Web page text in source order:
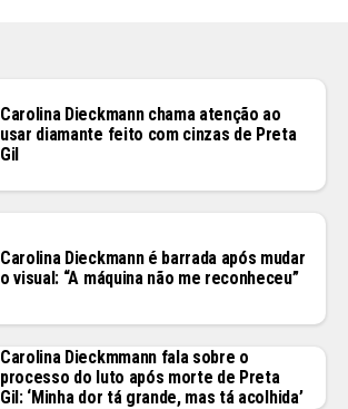
Carolina Dieckmann chama atenção ao
usar diamante feito com cinzas de Preta
Gil
Carolina Dieckmann é barrada após mudar
o visual: “A máquina não me reconheceu”
Carolina Dieckmmann fala sobre o
processo do luto após morte de Preta
Gil: ‘Minha dor tá grande, mas tá acolhida’